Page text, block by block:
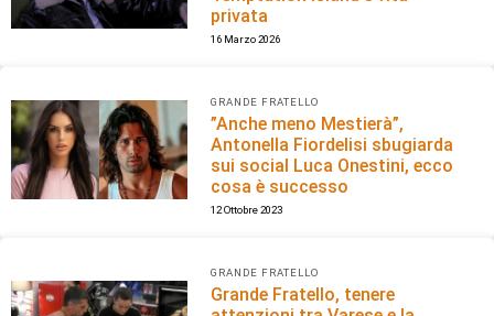
privata
16 Marzo 2026
GRANDE FRATELLO
”Anche meno Mestierà”,
Antonella Fiordelisi sbugiarda
sui social Luca Onestini, ecco
cosa è successo
12 Ottobre 2023
GRANDE FRATELLO
Grande Fratello, tenere